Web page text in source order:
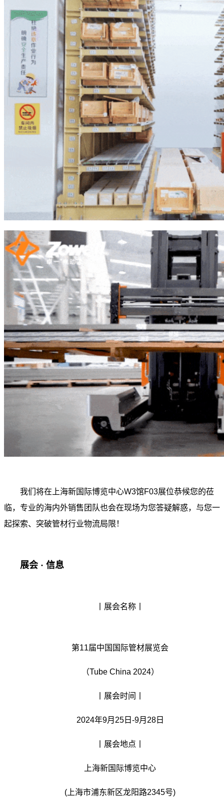
我们将在上海新国际博览中心W3馆F03展位恭候您的莅
临，专业的海内外销售团队也会在现场为您答疑解惑，与您一
起探索、突破管材行业物流局限！
展会 · 信息
丨展会名称丨
第11届中国国际管材展览会
（Tube China 2024）
丨展会时间丨
2024年9月25日-9月28日
丨展会地点丨
上海新国际博览中心
(上海市浦东新区龙阳路2345号)